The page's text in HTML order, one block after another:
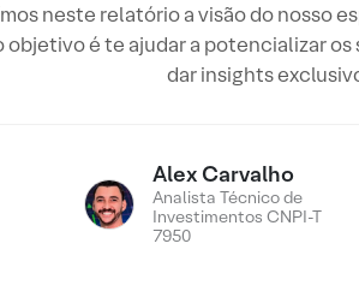
neste relatório a visão do nosso
objetivo é te ajudar a potencializar
dar insights
Alex Carvalho
Analista Técnico de
Investimentos CNPI-T
7950